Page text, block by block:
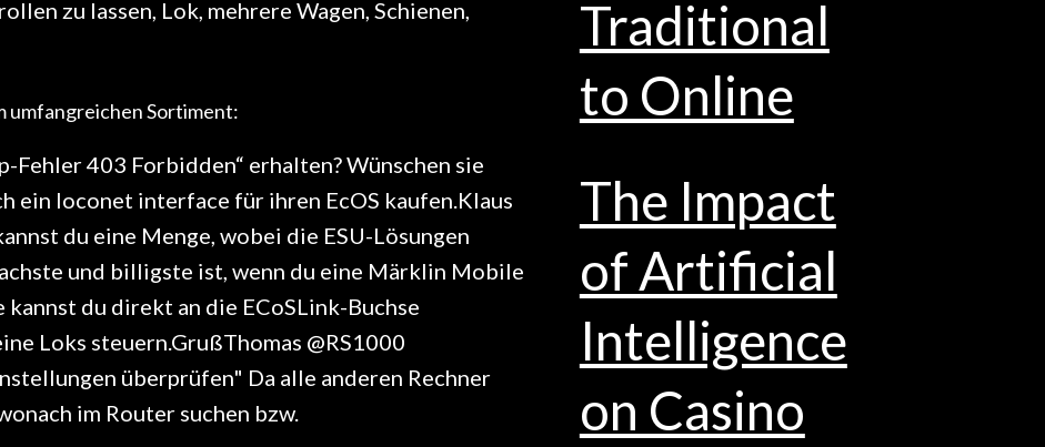
zu lassen, Lok, mehrere Wagen, Schienen,
umfangreichen Sortiment:
Fehler 403 Forbidden“ erhalten? Wünschen sie
ein loconet interface für ihren EcOS kaufen.Klaus
du eine Menge, wobei die ESU-Lösungen
und billigste ist, wenn du eine Märklin Mobile
du direkt an die ECoSLink-Buchse
Loks steuern.GrußThomas @RS1000
überprüfen" Da alle anderen Rechner
im Router suchen bzw.
Traditional
to Online
The Impact
of Artificial
Intelligence
on Casino